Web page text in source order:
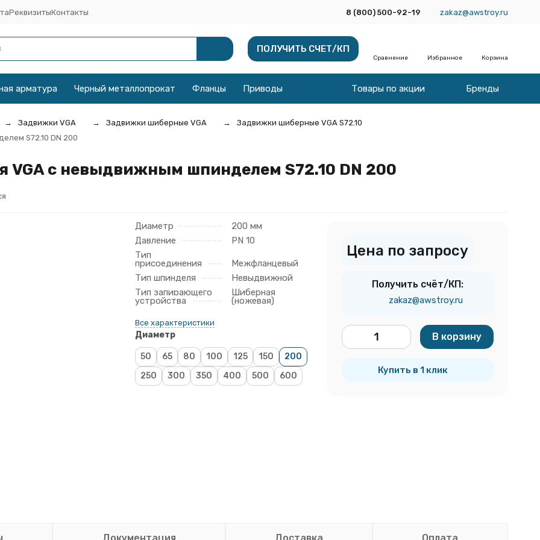
РеквизитыКонтакты 8 (800) 500-92-19 zakaz@awstroy.ru
ПОЛУЧИТЬ СЧЕТ/КП
Сравнение Избранное Корзина
арматура Черный металлопрокат Фланцы Приводы Товары по акции Бренды
Задвижки VGA Задвижки шиберные VGA
Задвижки шиберные VGA S72.10
S72.10 DN 200
с невыдвижным шпинделем S72.10 DN 200
Диаметр
200 мм
Давление
PN 10
Тип
присоединения
Межфланцевый
Тип шпинделя
Невыдвижной
Тип запирающего
устройства
Шиберная
(ножевая)
Все характеристики
Диаметр
50 65 80 100 125 150
200
250
300 350 400 500 600
Цена по запросу
Получить счёт/КП:
zakaz@awstroy.ru
В корзину
Купить в 1 клик